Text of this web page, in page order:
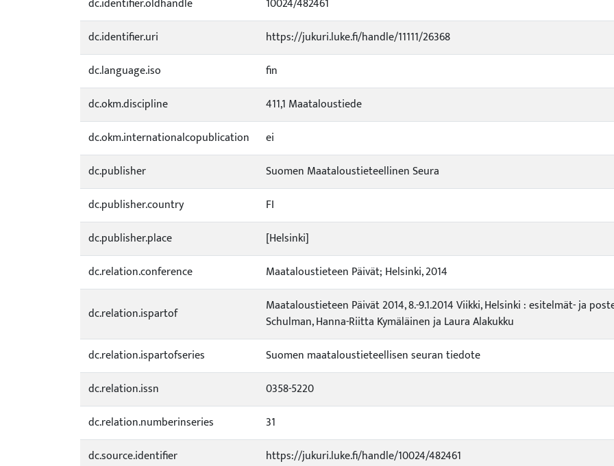
dc.identifier.oldhandle
10024/482461
dc.identifier.uri
https://jukuri.luke.fi/handle/11111/26368
dc.language.iso
fin
dc.okm.discipline
411,1 Maataloustiede
dc.okm.internationalcopublication
ei
dc.publisher
Suomen Maataloustieteellinen Seura
dc.publisher.country
FI
dc.publisher.place
[Helsinki]
dc.relation.conference
Maataloustieteen Päivät; Helsinki, 2014
dc.relation.ispartof
Maataloustieteen Päivät 2014, 8.-9.1.2014 Viikki, Helsinki : esitelmät- ja
Schulman, Hanna-Riitta Kymäläinen ja Laura Alakukku
dc.relation.ispartofseries
Suomen maataloustieteellisen seuran tiedote
dc.relation.issn
0358-5220
dc.relation.numberinseries
31
dc.source.identifier
https://jukuri.luke.fi/handle/10024/482461